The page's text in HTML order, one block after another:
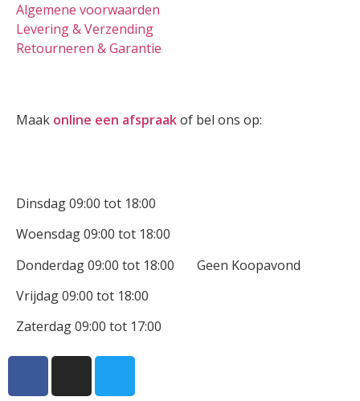
Algemene voorwaarden
Levering & Verzending
Retourneren & Garantie
Maak online een afspraakof bel ons op:
Dinsdag 09:00 tot 18:00
Woensdag 09:00 tot 18:00
Donderdag 09:00 tot 18:00 Geen Koopavond
Vrijdag 09:00 tot 18:00
Zaterdag 09:00 tot 17:00